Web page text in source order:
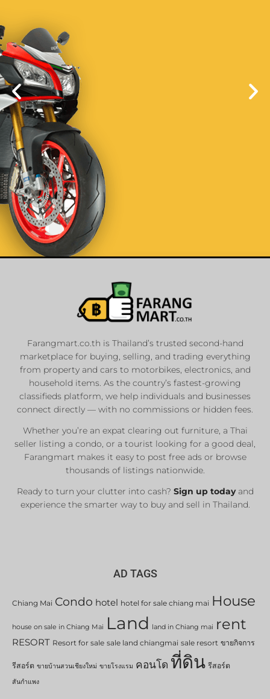
List Your Car or
Motorbike
Private Seller
Registered Dealers
Sale or Rent
List Now
Farangmart.co.th is Thailand’s trusted second-hand
marketplace for buying, selling, and trading everything
from property and cars to motorbikes, electronics, and
household items. As the country’s fastest-growing
classifieds platform, we help individuals and businesses
connect directly — with no commissions or hidden fees.
Whether you’re an expat clearing out furniture, a Thai
seller listing a condo, or a tourist looking for a good deal,
Farangmart makes it easy to post free ads or browse
thousands of listings nationwide.
Ready to turn your clutter into cash? Sign up todayand
experience the smarter way to buy and sell in Thailand.
AD TAGS
Chiang Mai Condo hotel hotel for sale chiang mai House
house on sale in Chiang Mai Land land in Chiang mai rent
RESORT Resort for sale sale land chiangmai sale resort ขายกิจการ
รีสอร์ต ขายบ้านสวนเชียงใหม่ ขายโรงแรม คอนโด ที่ดิน รีสอร์ต
สันกำแพง